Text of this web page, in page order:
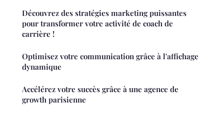
Découvrez des stratégies marketing puissantes
pour transformer votre activité de coach de
carrière !
Optimisez votre communication grâce à l'affichage
dynamique
Accélérez votre succès grâce à une agence de
growth parisienne